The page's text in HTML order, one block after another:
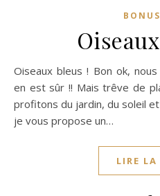
BONUS
Oiseaux bleus ! Bon ok, nous sommes en septembre, on
en est sûr !! Mais trêve de
profitons du jardin, du soleil
je vous propose un…
LIRE